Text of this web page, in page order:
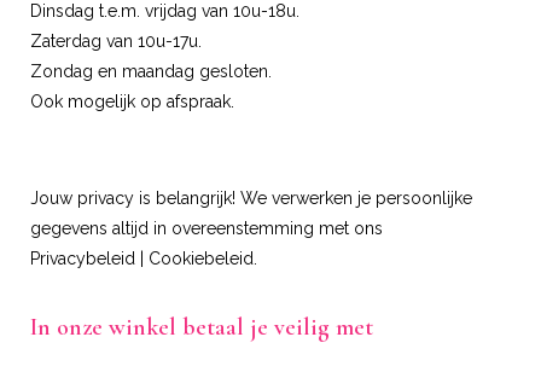
Dinsdag t.e.m. vrijdag van 10u-18u.
Zaterdag van 10u-17u.
Zondag en maandag gesloten.
Ook mogelijk op afspraak.
Jouw privacy is belangrijk! We verwerken je persoonlijke
gegevens altijd in overeenstemming met ons
Privacybeleid | Cookiebeleid
In onze winkel betaal je veilig met